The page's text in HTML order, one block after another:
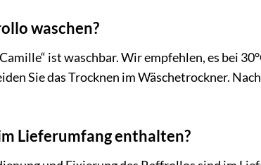
waschen?
ist waschbar. Wir empfehlen, es bei
Sie das Trocknen im Wäschetrockner.
Lieferumfang enthalten?